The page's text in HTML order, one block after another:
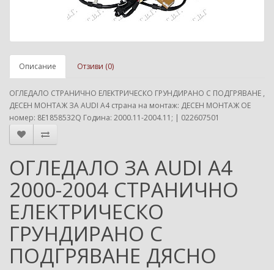
Описание Отзиви (0)
ОГЛЕДАЛО СТРАНИЧНО ЕЛЕКТРИЧЕСКО ГРУНДИРАНО С ПОДГРЯВАНЕ ,
ДЕСЕН МОНТАЖ ЗА AUDI A4 страна на монтаж: ДЕСЕН МОНТАЖ ОЕ
номер: 8E1858532Q Година: 2000.11-2004.11; | 022607501
ОГЛЕДАЛО ЗА AUDI A4
2000-2004 СТРАНИЧНО
ЕЛЕКТРИЧЕСКО
ГРУНДИРАНО С
ПОДГРЯВАНЕ ДЯСНО